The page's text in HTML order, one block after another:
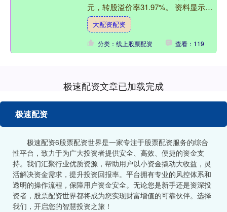
元，转股溢价率31.97%。 资料显示，
伟测转债信用级别为“AA”，债券期限....
大配资配资
分类：线上股票配资 查看：119
极速配资文章已加载完成
极速配资
极速配资6股票配资世界是一家专注于股票配资服务的综合
性平台，致力于为广大投资者提供安全、高效、便捷的资金支
持。我们汇聚行业优质资源，帮助用户以小资金撬动大收益，灵
活解决资金需求，提升投资回报率。平台拥有专业的风控体系和
透明的操作流程，保障用户资金安全。无论您是新手还是资深投
资者，股票配资世界都将成为您实现财富增值的可靠伙伴。选择
我们，开启您的智慧投资之旅！